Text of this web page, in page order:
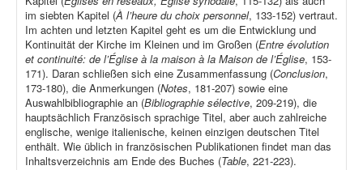
im siebten Kapitel (À l’heure du choix personnel, 133-152) vertraut.
Im achten und letzten Kapitel geht es um die Entwicklung und
Kontinuität der Kirche im Kleinen und im Großen (Entre évolution
et continuité: de l’Église à la maison à la Maison de l’Église, 153-
171). Daran schließen sich eine Zusammenfassung (Conclusion,
173-180), die Anmerkungen (Notes, 181-207) sowie eine
Auswahlbibliographie an (Bibliographie sélective, 209-219), die
hauptsächlich Französisch sprachige Titel, aber auch zahlreiche
englische, wenige italienische, keinen einzigen deutschen Titel
enthält. Wie üblich in französischen Publikationen findet man das
Inhaltsverzeichnis am Ende des Buches (Table, 221-223).